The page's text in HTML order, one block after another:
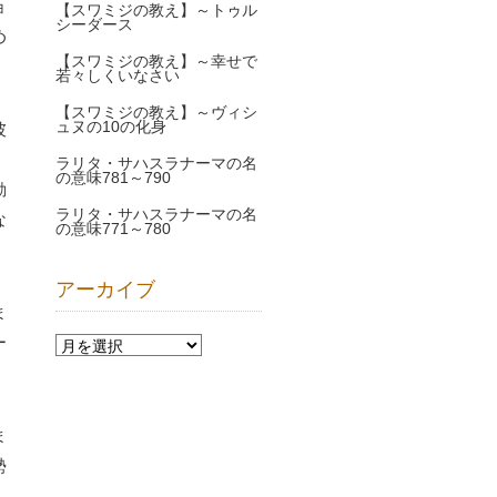
【スワミジの教え】～トゥル
シーダース
【スワミジの教え】～幸せで
若々しくいなさい
【スワミジの教え】～ヴィシ
ュヌの10の化身
ラリタ・サハスラナーマの名
の意味781～790
ラリタ・サハスラナーマの名
の意味771～780
アーカイブ